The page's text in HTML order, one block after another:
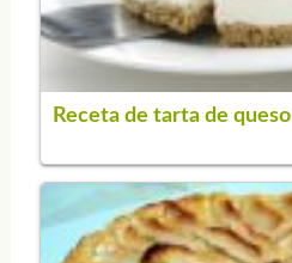
Receta de tarta de queso